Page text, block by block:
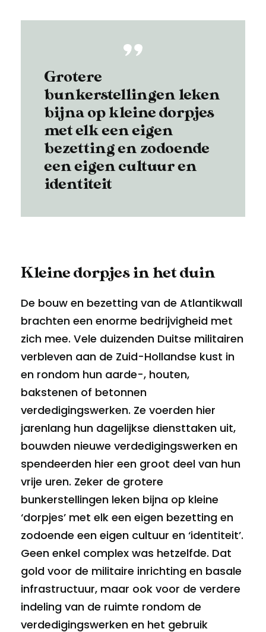
Grotere
bunkerstellingen leken
bijna op kleine dorpjes
met elk een eigen
bezetting en zodoende
een eigen cultuur en
identiteit
Kleine dorpjes in het duin
De bouw en bezetting van de Atlantikwall
brachten een enorme bedrijvigheid met
zich mee. Vele duizenden Duitse militairen
verbleven aan de Zuid-Hollandse kust in
en rondom hun aarde-, houten,
bakstenen of betonnen
verdedigingswerken. Ze voerden hier
jarenlang hun dagelijkse diensttaken uit,
bouwden nieuwe verdedigingswerken en
spendeerden hier een groot deel van hun
vrije uren. Zeker de grotere
bunkerstellingen leken bijna op kleine
‘dorpjes’ met elk een eigen bezetting en
zodoende een eigen cultuur en ‘identiteit’.
Geen enkel complex was hetzelfde. Dat
gold voor de militaire inrichting en basale
infrastructuur, maar ook voor de verdere
indeling van de ruimte rondom de
verdedigingswerken en het gebruik